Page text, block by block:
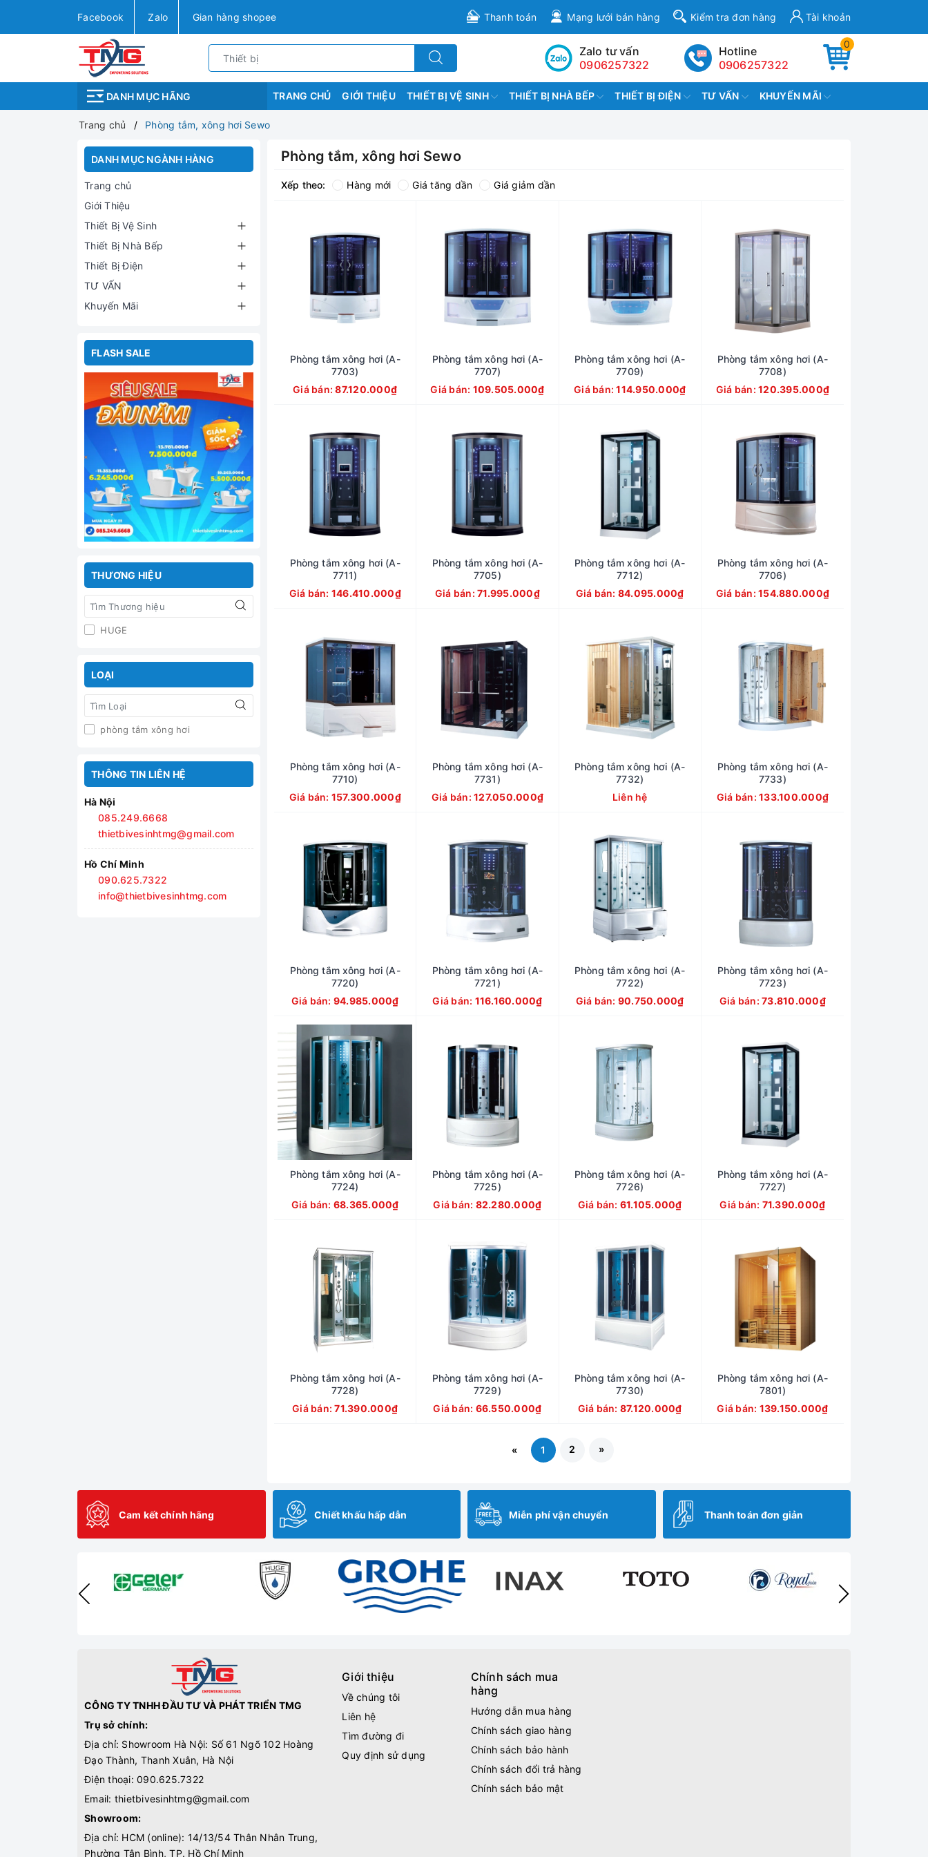
Facebook Zalo Gian hàng shopee Thanh toán Mạng lưới bán hàng Kiểm tra đơn hàng Tài khoản
0
Hotline
0906257322
Zalo tư vấn
0906257322
DANH MỤC HÃNG TRANG CHỦ GIỚI THIỆU THIẾT BỊ VỆ SINH THIẾT BỊ NHÀ BẾP THIẾT BỊ ĐIỆN TƯ VẤN KHUYẾN MÃI
Trang chủ Phòng tắm, xông hơi Sewo
DANH MỤC NGÀNH HÀNG
Trang chủ
Giới Thiệu
Thiết Bị Vệ Sinh
Thiết Bị Nhà Bếp
Thiết Bị Điện
TƯ VẤN
Khuyến Mãi
FLASH SALE
THƯƠNG HIỆU
HUGE
LOẠI
phòng tắm xông hơi
THÔNG TIN LIÊN HỆ
Hà Nội
085.249.6668
thietbivesinhtmg@gmail.com
Hồ Chí Minh
090.625.7322
info@thietbivesinhtmg.com
Phòng tắm, xông hơi Sewo
Xếp theo: Hàng mới Giá tăng dần Giá giảm dần
Phòng tắm xông hơi (A-
7703)
Giá bán:87.120.000₫
Phòng tắm xông hơi (A-
7707)
Giá bán: 109.505.000₫
Phòng tắm xông hơi (A-
7709)
Giá bán:114.950.000₫
Phòng tắm xông hơi (A-
7708)
Giá bán: 120.395.000₫
Phòng tắm xông hơi (A-
7711)
Giá bán: 146.410.000₫
Phòng tắm xông hơi (A-
7705)
Giá bán:71.995.000₫
Phòng tắm xông hơi (A-
7712)
Giá bán: 84.095.000₫
Phòng tắm xông hơi (A-
7706)
Giá bán: 154.880.000₫
Phòng tắm xông hơi (A-
7710)
Giá bán: 157.300.000₫
Phòng tắm xông hơi (A-
7731)
Giá bán: 127.050.000₫
Phòng tắm xông hơi (A-
7732)
Liên hệ
Phòng tắm xông hơi (A-
7733)
Giá bán: 133.100.000₫
Phòng tắm xông hơi (A-
7720)
Giá bán: 94.985.000₫
Phòng tắm xông hơi (A-
7721)
Giá bán: 116.160.000₫
Phòng tắm xông hơi (A-
7722)
Giá bán: 90.750.000₫
Phòng tắm xông hơi (A-
7723)
Giá bán:73.810.000₫
Phòng tắm xông hơi (A-
7724)
Giá bán: 68.365.000₫
Phòng tắm xông hơi (A-
7725)
Giá bán: 82.280.000₫
Phòng tắm xông hơi (A-
7726)
Giá bán: 61.105.000₫
Phòng tắm xông hơi (A-
7727)
Giá bán: 71.390.000₫
Phòng tắm xông hơi (A-
7728)
Giá bán:71.390.000₫
Phòng tắm xông hơi (A-
7729)
Giá bán: 66.550.000₫
Phòng tắm xông hơi (A-
7730)
Giá bán: 87.120.000₫
Phòng tắm xông hơi (A-
7801)
Giá bán: 139.150.000₫
« 1 2 »
Cam kết chính hãng Chiết khấu hấp dẫn Miễn phí vận chuyển Thanh toán đơn giản
CÔNG TY TNHH ĐẦU TƯ VÀ PHÁT TRIỂN TMG
Trụ sở chính:
Địa chỉ: Showroom Hà Nội: Số 61 Ngõ 102 Hoàng
Đạo Thành, Thanh Xuân, Hà Nội
Điện thoại: 090.625.7322
Email: thietbivesinhtmg@gmail.com
Showroom:
Địa chỉ: HCM (online): 14/13/54 Thân Nhân Trung,
Phường Tân Bình, TP. Hồ Chí Minh
Giới thiệu
Về chúng tôi
Liên hệ
Tìm đường đi
Quy định sử dụng
Chính sách mua
hàng
Hướng dẫn mua hàng
Chính sách giao hàng
Chính sách bảo hành
Chính sách đổi trả hàng
Chính sách bảo mật